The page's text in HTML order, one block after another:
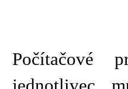
Počítačové